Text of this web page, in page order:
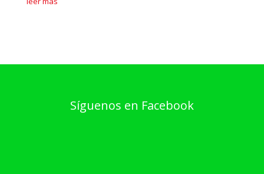
Síguenos en Facebook